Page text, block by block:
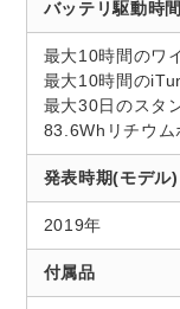
バッテリ駆動時間
最大10時間のワ
最大10時間の
最大30日のスタ
83.6Whリチウム
発表時期(モデル)
2019年
付属品